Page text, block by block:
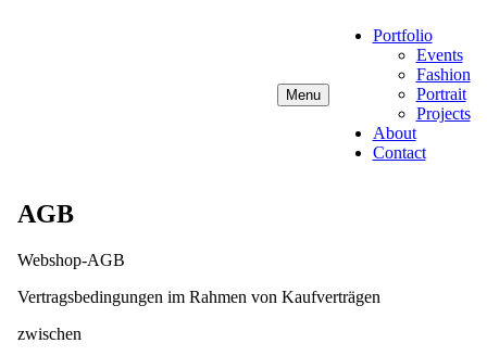
Menu
Portfolio
Events
Fashion
Portrait
Projects
About
Contact
AGB
Webshop-AGB
Vertragsbedingungen im Rahmen von Kaufverträgen
zwischen